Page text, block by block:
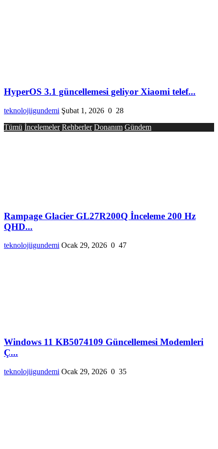
HyperOS 3.1 güncellemesi geliyor Xiaomi telef...
teknolojiigundemi Şubat 1, 2026 0 28
Tümü İncelemeler Rehberler Donanım Gündem
Rampage Glacier GL27R200Q İnceleme 200 Hz
QHD...
teknolojiigundemi Ocak 29, 2026 0 47
Windows 11 KB5074109 Güncellemesi Modemleri
Ç...
teknolojiigundemi Ocak 29, 2026 0 35